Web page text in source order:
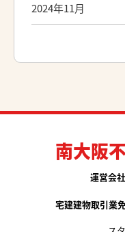
2024年11月
南大阪
運営会社
宅建建物取引業